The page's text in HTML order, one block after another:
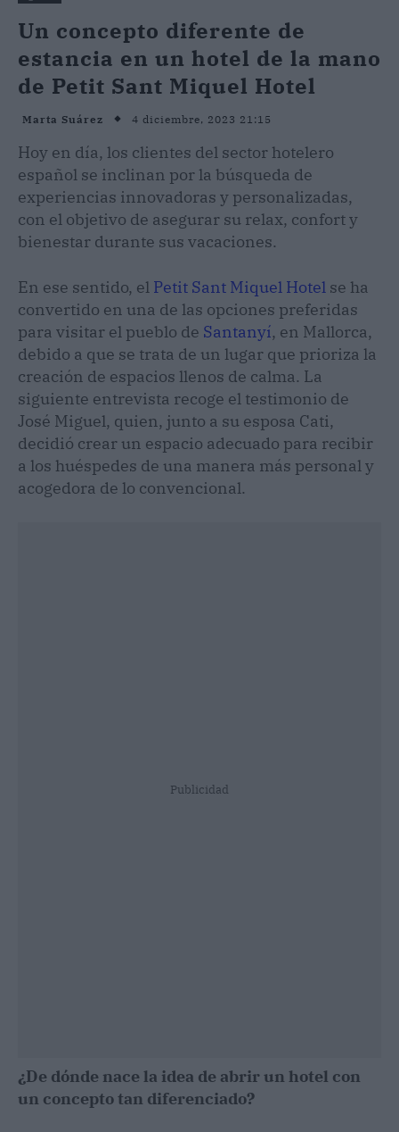
Un concepto diferente de
estancia en un hotel de la mano
de Petit Sant Miquel Hotel
Marta Suárez 4 diciembre, 2023 21:15
Hoy en día, los clientes del sector hotelero
español se inclinan por la búsqueda de
experiencias innovadoras y personalizadas,
con el objetivo de asegurar su relax, confort y
bienestar durante sus vacaciones.
En ese sentido, el Petit Sant Miquel Hotel se ha
convertido en una de las opciones preferidas
para visitar el pueblo de Santanyí, en Mallorca,
debido a que se trata de un lugar que prioriza la
creación de espacios llenos de calma. La
siguiente entrevista recoge el testimonio de
José Miguel, quien, junto a su esposa Cati,
decidió crear un espacio adecuado para recibir
a los huéspedes de una manera más personal y
acogedora de lo convencional.
Publicidad
¿De dónde nace la idea de abrir un hotel con
un concepto tan diferenciado?